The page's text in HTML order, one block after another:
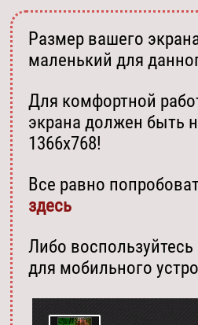
Размер вашего
маленький для
Для комфортной
экрана должен быть
1366х768!
Все равно
здесь
Либо
для мобильного